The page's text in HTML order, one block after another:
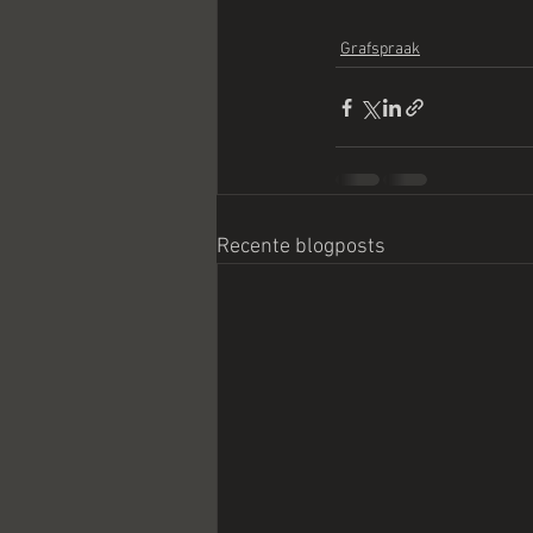
Grafspraak
Recente blogposts